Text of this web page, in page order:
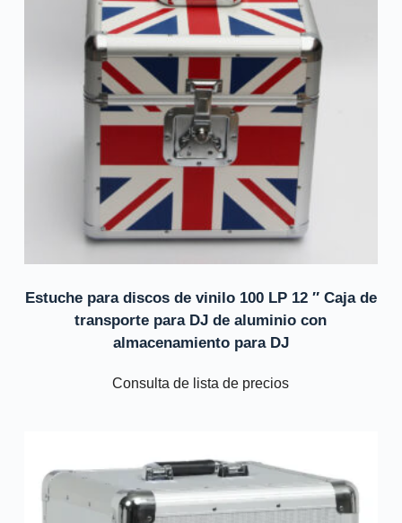
Estuche para discos de vinilo 100 LP 12 ″ Caja de
transporte para DJ de aluminio con
almacenamiento para DJ
Consulta de lista de precios